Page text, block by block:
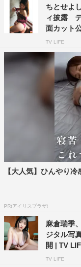
ちとせよ
ィ披露
面カット
TV LIFE
【大人気】ひんやり
PR(アイリスプラザ)
麻倉瑞季
ジタル写
開 | TV
TV LIFE